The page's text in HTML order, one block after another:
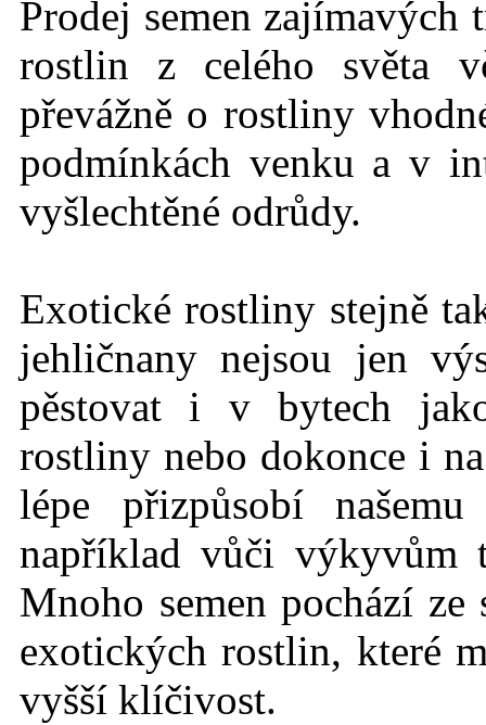
Prodej semen
rostlin z celého světa
převážně o rostliny
podmínkách venku a v
vyšlechtěné odrůdy.
Exotické rostliny stejně
jehličnany nejsou jen
pěstovat i v bytech
rostliny nebo dokonce i
lépe přizpůsobí
například vůči výkyvům
Mnoho semen pochází ze
exotických rostlin, které
vyšší klíčivost.